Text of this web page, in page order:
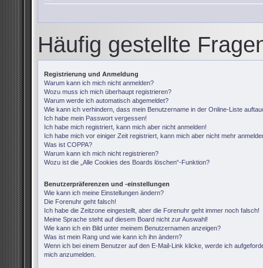
Häufig gestellte
Registrierung und Anmeldung
Warum kann ich mich nicht anmelden?
Wozu muss ich mich überhaupt registrieren?
Warum werde ich automatisch abgemeldet?
Wie kann ich verhindern, dass mein Benutzername in der Online-Liste
Ich habe mein Passwort vergessen!
Ich habe mich registriert, kann mich aber nicht anmelden!
Ich habe mich vor einiger Zeit registriert, kann mich aber nicht mehr
Was ist COPPA?
Warum kann ich mich nicht registrieren?
Wozu ist die „Alle Cookies des Boards löschen“-Funktion?
Benutzerpräferenzen und -einstellungen
Wie kann ich meine Einstellungen ändern?
Die Forenuhr geht falsch!
Ich habe die Zeitzone eingestellt, aber die Forenuhr geht immer noch falsch!
Meine Sprache steht auf diesem Board nicht zur Auswahl!
Wie kann ich ein Bild unter meinem Benutzernamen anzeigen?
Was ist mein Rang und wie kann ich ihn ändern?
Wenn ich bei einem Benutzer auf den E-Mail-Link klicke, werde ich
mich anzumelden.